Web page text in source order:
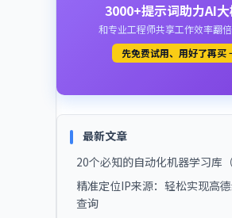
3000+提示词助力AI
和专业工程师共享工作效率翻
先免费试用、用好了再买
最新文章
20个必知的自动化机器学习库
精准定位IP来源：轻松实现高
查询